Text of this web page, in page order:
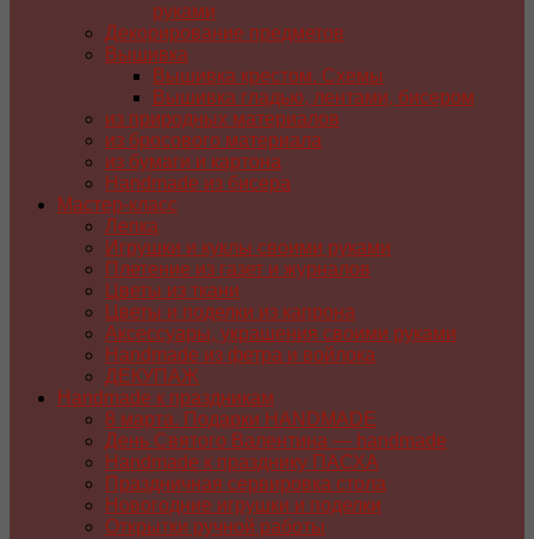
руками
Декорирование предметов
Вышивка
Вышивка крестом. Схемы
Вышивка гладью, лентами, бисером
из природных материалов
из бросового материала
из бумаги и картона
Handmade из бисера
Мастер-класс
Лепка
Игрушки и куклы своими руками
Плетение из газет и журналов
Цветы из ткани
Цветы и поделки из капрона
Аксессуары, украшения своими руками
Handmade из фетра и войлока
ДЕКУПАЖ
Handmade к праздникам
8 марта. Подарки HANDMADE
День Святого Валентина — handmade
Handmade к празднику ПАСХA
Праздничная сервировка стола
Новогодние игрушки и поделки
Открытки ручной работы